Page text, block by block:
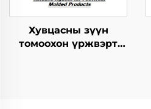
Хувцасны зүүн
томоохон үржвэрт